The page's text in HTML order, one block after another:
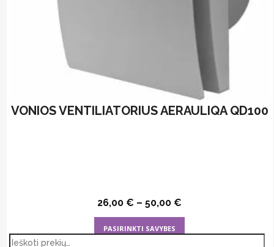
VONIOS VENTILIATORIUS AERAULIQA QD100
26,00 € –50,00 €
PASIRINKTI SAVYBES